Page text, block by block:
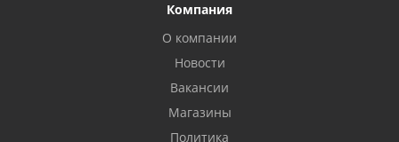
Компания
О компании
Новости
Вакансии
Магазины
Политика